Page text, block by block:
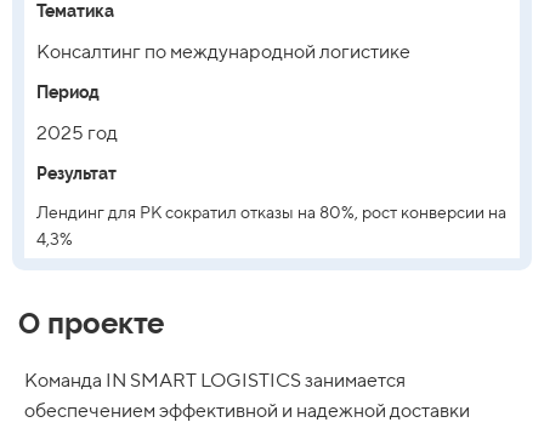
Тематика
Консалтинг по международной логистике
Период
2025 год
Результат
Лендинг для РК сократил отказы на 80%, рост конверсии на
4,3%
О проекте
Команда IN SMART LOGISTICS занимается
обеспечением эффективной и надежной доставки